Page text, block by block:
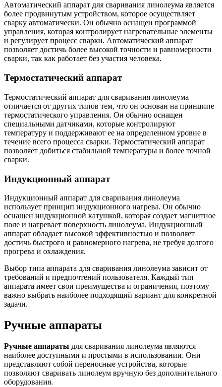
Автоматический аппарат для сваривания линолеума является
более продвинутым устройством, которое осуществляет
сварку автоматически. Он обычно оснащен программой
управления, которая контролирует нагревательные элементы
и регулирует процесс сварки. Автоматический аппарат
позволяет достичь более высокой точности и равномерности
сварки, так как работает без участия человека.
Термостатический аппарат
Термостатический аппарат для сваривания линолеума
отличается от других типов тем, что он основан на принципе
термостатического управления. Он обычно оснащен
специальными датчиками, которые контролируют
температуру и поддерживают ее на определенном уровне в
течение всего процесса сварки. Термостатический аппарат
позволяет добиться стабильной температуры и более точной
сварки.
Индукционный аппарат
Индукционный аппарат для сваривания линолеума
использует принцип индукционного нагрева. Он обычно
оснащен индукционной катушкой, которая создает магнитное
поле и нагревает поверхность линолеума. Индукционный
аппарат обладает высокой эффективностью и позволяет
достичь быстрого и равномерного нагрева, не требуя долгого
прогрева и охлаждения.
Выбор типа аппарата для сваривания линолеума зависит от
требований и предпочтений пользователя. Каждый тип
аппарата имеет свои преимущества и ограничения, поэтому
важно выбрать наиболее подходящий вариант для конкретной
задачи.
Ручные аппараты
Ручные аппараты для сваривания линолеума являются
наиболее доступными и простыми в использовании. Они
представляют собой переносные устройства, которые
позволяют сваривать линолеум вручную без дополнительного
оборудования.